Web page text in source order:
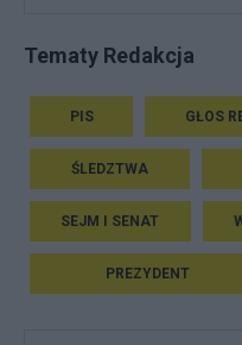
Tematy Redakcja
PIS GŁOS
ŚLEDZTWA
SEJM I SENAT
PREZYDENT